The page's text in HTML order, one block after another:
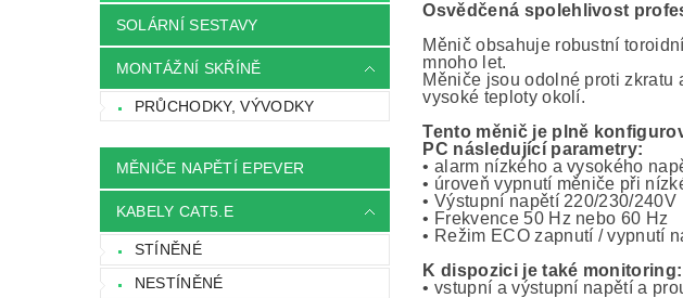
SOLÁRNÍ SESTAVY
MONTÁŽNÍ SKŘÍNĚ
PRŮCHODKY, VÝVODKY
MĚNIČE NAPĚTÍ EPEVER
KABELY CAT5.E
STÍNĚNÉ
NESTÍNĚNÉ
Osvědčená spolehlivost
Měnič obsahuje robustní
mnoho let.
Měniče jsou odolné proti
vysoké teploty okolí.
Tento měnič je plně
PC následující parametry:
• alarm nízkého a vysokého
• úroveň vypnutí měniče při
• Výstupní napětí 220/230/240V
• Frekvence 50 Hz nebo 60 Hz
• Režim ECO zapnutí / vypnutí
K dispozici je také monitoring:
• vstupní a výstupní napětí a